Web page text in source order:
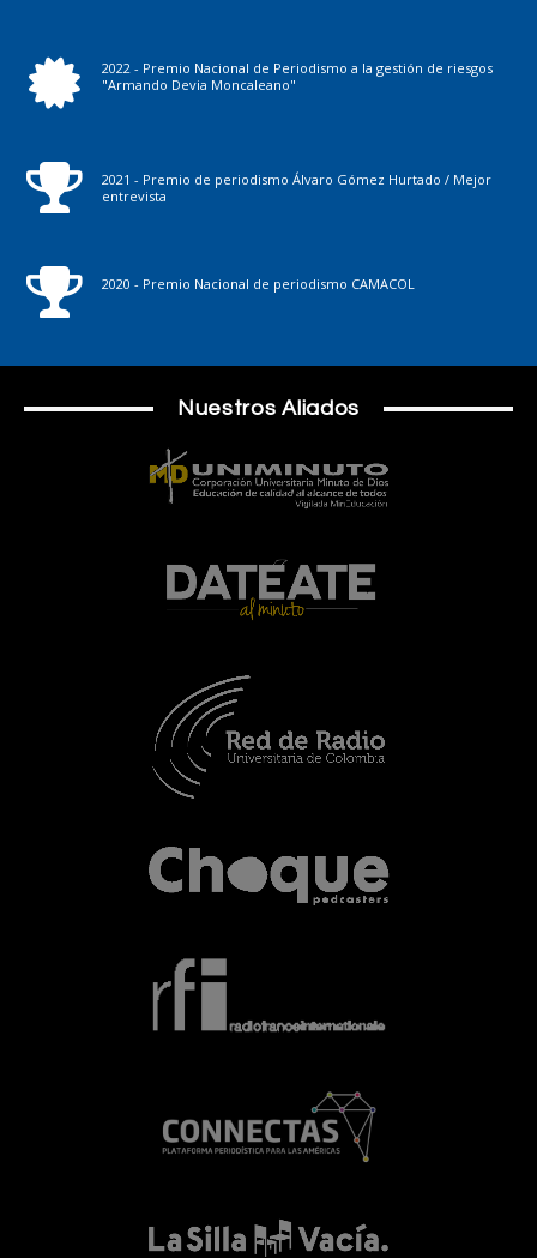
2022 - Premio Nacional de Periodismo a la gestión de riesgos
"Armando Devia Moncaleano"
2021 - Premio de periodismo Álvaro Gómez Hurtado / Mejor
entrevista
2020 - Premio Nacional de periodismo CAMACOL
Nuestros Aliados